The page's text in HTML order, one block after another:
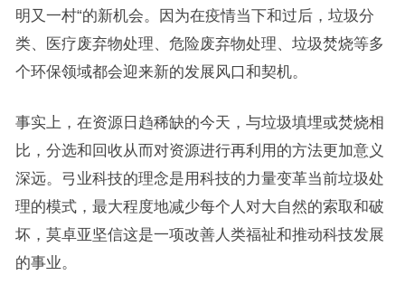
明又一村“的新机会。因为在疫情当下和过后，垃圾分
类、医疗废弃物处理、危险废弃物处理、垃圾焚烧等多
个环保领域都会迎来新的发展风口和契机。
事实上，在资源日趋稀缺的今天，与垃圾填埋或焚烧相
比，分选和回收从而对资源进行再利用的方法更加意义
深远。弓业科技的理念是用科技的力量变革当前垃圾处
理的模式，最大程度地减少每个人对大自然的索取和破
坏，莫卓亚坚信这是一项改善人类福祉和推动科技发展
的事业。